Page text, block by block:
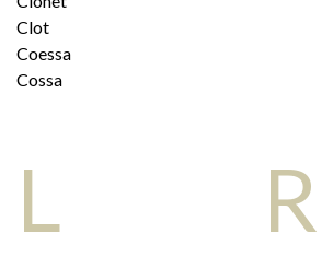
Clot
Coessa
Cossa
L R